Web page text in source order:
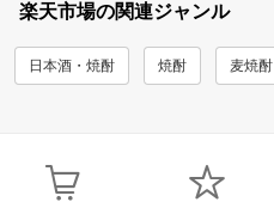
楽天市場の関連ジャンル
日本酒・焼酎 焼酎 麦焼酎